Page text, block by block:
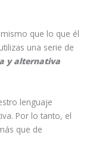
que lo que él
una serie de
y alternativa
lenguaje
Por lo tanto, el
que de